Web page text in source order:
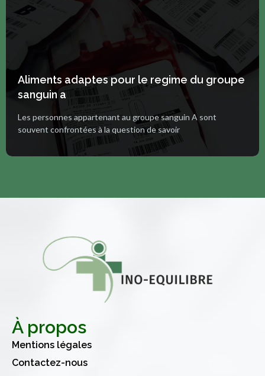
Aliments adaptes pour le regime du groupe
sanguin a
Les personnes appartenant au groupe sanguin A sont
souvent confrontées à la question de savoir
À propos
Mentions légales
Contactez-nous